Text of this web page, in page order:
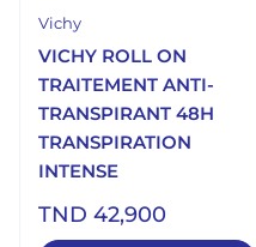
Vichy
VICHY ROLL ON
TRAITEMENT ANTI-
TRANSPIRANT 48H
TRANSPIRATION
INTENSE
TND 42,900